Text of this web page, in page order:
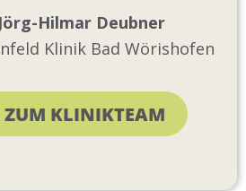
Hilmar Deubner
Klinik Bad Wörishofen
ZUM KLINIKTEAM